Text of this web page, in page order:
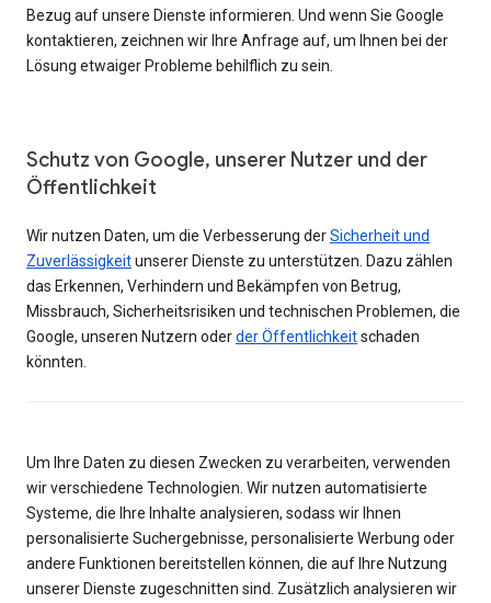
Bezug auf unsere Dienste informieren. Und wenn Sie Google
kontaktieren, zeichnen wir Ihre Anfrage auf, um Ihnen bei der
Lösung etwaiger Probleme behilflich zu sein.
Schutz von Google, unserer Nutzer und der
Öffentlichkeit
Wir nutzen Daten, um die Verbesserung derSicherheit und
Zuverlässigkeitunserer Dienste zu unterstützen. Dazu zählen
das Erkennen, Verhindern und Bekämpfen von Betrug,
Missbrauch, Sicherheitsrisiken und technischen Problemen, die
Google, unseren Nutzern oderder Öffentlichkeitschaden
könnten.
Um Ihre Daten zu diesen Zwecken zu verarbeiten, verwenden
wir verschiedene Technologien. Wir nutzen automatisierte
Systeme, die Ihre Inhalte analysieren, sodass wir Ihnen
personalisierte Suchergebnisse, personalisierte Werbung oder
andere Funktionen bereitstellen können, die auf Ihre Nutzung
unserer Dienste zugeschnitten sind. Zusätzlich analysieren wir